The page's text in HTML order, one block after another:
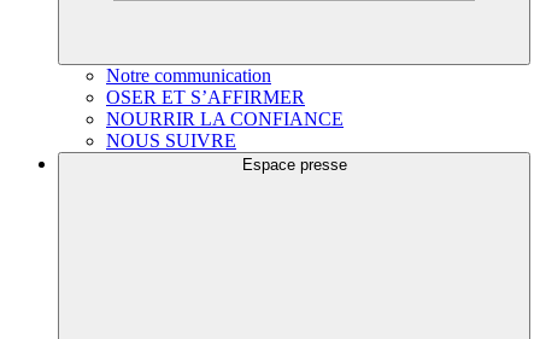
Notre communication
OSER ET S’AFFIRMER
NOURRIR LA CONFIANCE
NOUS SUIVRE
Espace presse